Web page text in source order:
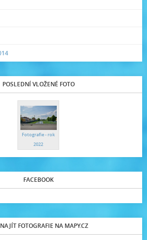
POSLEDNÍ VLOŽENÉ FOTO
Fotografie - rok
2022
FACEBOOK
FOTOGRAFIE NA MAPY.CZ